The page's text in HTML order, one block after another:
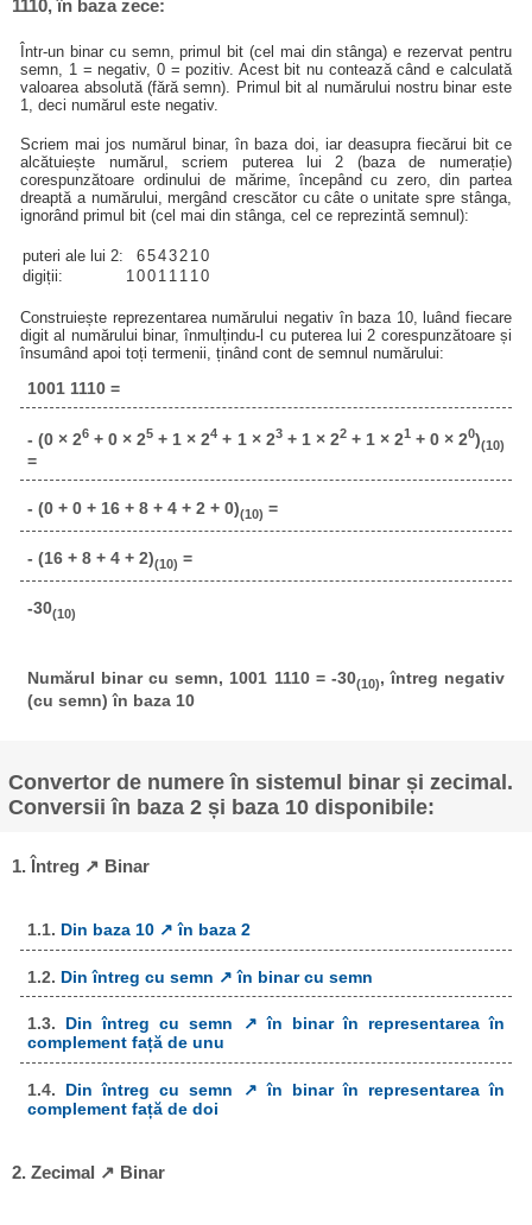
1110, în baza zece:
Într-un binar cu semn, primul bit (cel mai din stânga) e rezervat pentru
semn, 1 = negativ, 0 = pozitiv. Acest bit nu contează când e calculată
valoarea absolută (fără semn). Primul bit al numărului nostru binar este
1, deci numărul este negativ.
Scriem mai jos numărul binar, în baza doi, iar deasupra fiecărui bit ce
alcătuiește numărul, scriem puterea lui 2 (baza de numerație)
corespunzătoare ordinului de mărime, începând cu zero, din partea
dreaptă a numărului, mergând crescător cu câte o unitate spre stânga,
ignorând primul bit (cel mai din stânga, cel ce reprezintă semnul):
puteri ale lui 2: 65432 10
digiții:
100 1 1 1 10
Construiește reprezentarea numărului negativ în baza 10, luând fiecare
digit al numărului binar, înmulțindu-l cu puterea lui 2 corespunzătoare și
însumând apoi toți termenii, ținând cont de semnul numărului:
1001 1110 =
- (0 × 26+ 0 × 25 + 1 × 24 + 1 × 23+ 1 × 22+ 1 × 21 + 0 × 20)(10)
=
- (0 + 0 + 16 + 8 + 4 + 2 + 0)(10) =
- (16 + 8 + 4 + 2)(10) =
-30(10)
Numărul binar cu semn, 1001 1110 = -30(10), întreg negativ
(cu semn) în baza 10
Convertor de numere în sistemul binar și zecimal.
Conversii în baza 2 și baza 10 disponibile:
1. Întreg ↗ Binar
1.1. Din baza 10 ↗ în baza 2
1.2. Din întreg cu semn ↗ în binar cu semn
1.3. Din întreg cu semn ↗ în binar în representarea în
complement față de unu
1.4. Din întreg cu semn ↗ în binar în representarea în
complement față de doi
2. Zecimal ↗ Binar